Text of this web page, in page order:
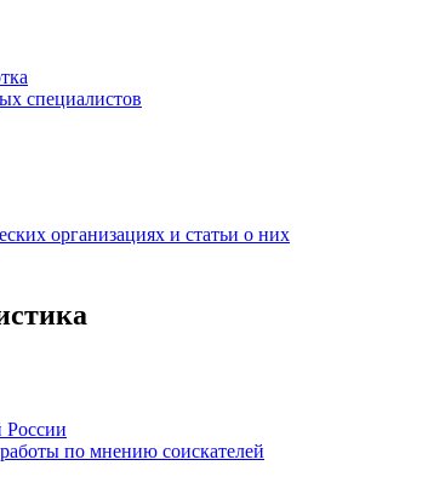
специалистов
организациях и статьи о них
России
по мнению соискателей